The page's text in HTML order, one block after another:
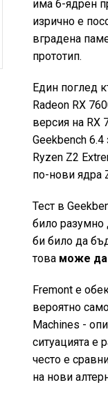
има 6-ядрен
изрично е
вградена
прототип.
Един поглед
Radeon RX
версия на RX
Geekbench
Ryzen Z2
по-нови ядра
Тест в
било разумно
би било да
това може да
Fremont е
вероятно
Machines -
ситуацията е
често е
на нови